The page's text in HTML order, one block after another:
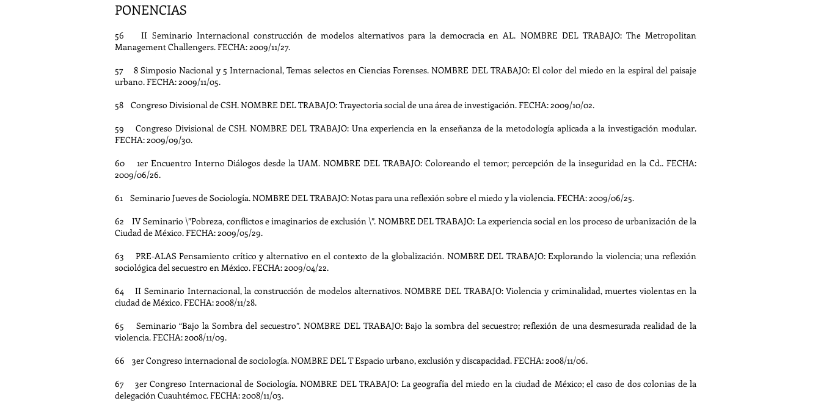
PONENCIAS
56 II Seminario Internacional construcción de modelos alternativos para la democracia en AL. NOMBRE DEL TRABAJO: The Metropolitan
Management Challengers. FECHA: 2009/11/27.
57 8 Simposio Nacional y 5 Internacional, Temas selectos en Ciencias Forenses. NOMBRE DEL TRABAJO: El color del miedo en la espiral del paisaje
urbano. FECHA: 2009/11/05.
58 Congreso Divisional de CSH. NOMBRE DEL TRABAJO: Trayectoria social de una área de investigación. FECHA: 2009/10/02.
59 Congreso Divisional de CSH. NOMBRE DEL TRABAJO: Una experiencia en la enseñanza de la metodología aplicada a la investigación modular.
FECHA: 2009/09/30.
60 1er Encuentro Interno Diálogos desde la UAM. NOMBRE DEL TRABAJO: Coloreando el temor; percepción de la inseguridad en la Cd.. FECHA:
2009/06/26.
61 Seminario Jueves de Sociología. NOMBRE DEL TRABAJO: Notas para una reflexión sobre el miedo y la violencia. FECHA: 2009/06/25.
62 IV Seminario \”Pobreza, conflictos e imaginarios de exclusión \”. NOMBRE DEL TRABAJO: La experiencia social en los proceso de urbanización de la
Ciudad de México. FECHA: 2009/05/29.
63 PRE-ALAS Pensamiento crítico y alternativo en el contexto de la globalización. NOMBRE DEL TRABAJO: Explorando la violencia; una reflexión
sociológica del secuestro en México. FECHA: 2009/04/22.
64 II Seminario Internacional, la construcción de modelos alternativos. NOMBRE DEL TRABAJO: Violencia y criminalidad, muertes violentas en la
ciudad de México. FECHA: 2008/11/28.
65 Seminario “Bajo la Sombra del secuestro”. NOMBRE DEL TRABAJO: Bajo la sombra del secuestro; reflexión de una desmesurada realidad de la
violencia. FECHA: 2008/11/09.
66 3er Congreso internacional de sociología. NOMBRE DEL T Espacio urbano, exclusión y discapacidad. FECHA: 2008/11/06.
67 3er Congreso Internacional de Sociología. NOMBRE DEL TRABAJO: La geografía del miedo en la ciudad de México; el caso de dos colonias de la
delegación Cuauhtémoc. FECHA: 2008/11/03.